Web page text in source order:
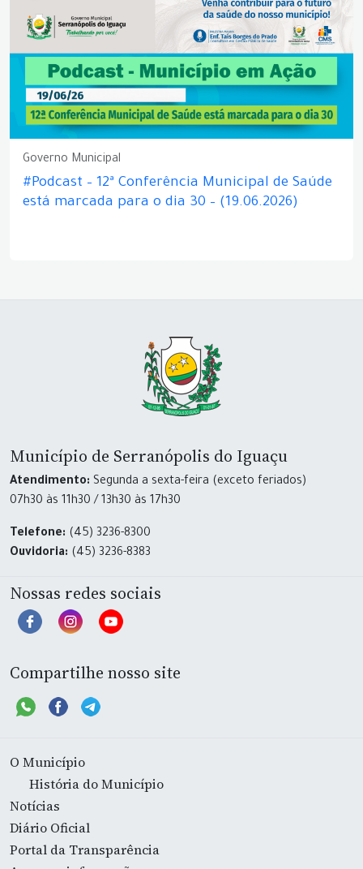
Governo Municipal
#Podcast – 12ª Conferência Municipal de Saúde
está marcada para o dia 30 – (19.06.2026)
Município de Serranópolis do Iguaçu
Atendimento: Segunda a sexta-feira (exceto feriados)
07h30 às 11h30 / 13h30 às 17h30
Telefone: (45) 3236-8300
Ouvidoria: (45) 3236-8383
Nossas redes sociais
Compartilhe nosso site
O Município
História do Município
Notícias
Diário Oficial
Portal da Transparência